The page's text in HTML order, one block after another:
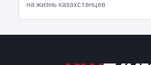
на жизнь казахстанцев